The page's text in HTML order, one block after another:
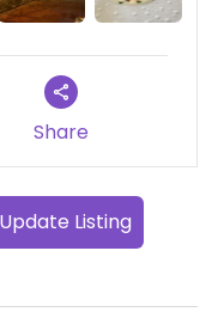
Share
Update Listing